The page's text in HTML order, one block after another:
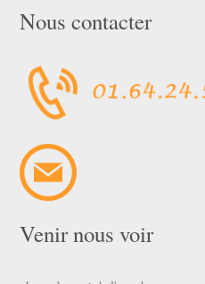
Nous contacter
Venir nous voir